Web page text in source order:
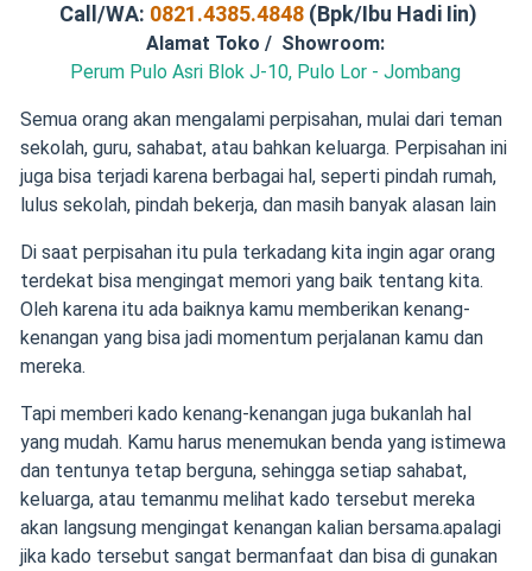
Call/WA: 0821.4385.4848(Bpk/Ibu Hadi Iin)
Alamat Toko / Showroom:
Perum Pulo Asri Blok J-10, Pulo Lor - Jombang
Semua orang akan mengalami perpisahan, mulai dari teman
sekolah, guru, sahabat, atau bahkan keluarga. Perpisahan ini
juga bisa terjadi karena berbagai hal, seperti pindah rumah,
lulus sekolah, pindah bekerja, dan masih banyak alasan lain
Di saat perpisahan itu pula terkadang kita ingin agar orang
terdekat bisa mengingat memori yang baik tentang kita.
Oleh karena itu ada baiknya kamu memberikan kenang-
kenangan yang bisa jadi momentum perjalanan kamu dan
mereka.
Tapi memberi kado kenang-kenangan juga bukanlah hal
yang mudah. Kamu harus menemukan benda yang istimewa
dan tentunya tetap berguna, sehingga setiap sahabat,
keluarga, atau temanmu melihat kado tersebut mereka
akan langsung mengingat kenangan kalian bersama.apalagi
jika kado tersebut sangat bermanfaat dan bisa di gunakan